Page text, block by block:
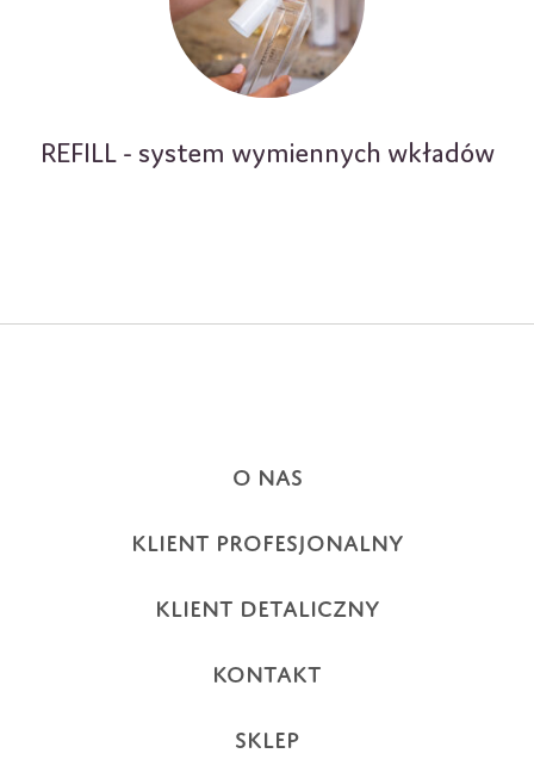
REFILL - system wymiennych wkładów
O NAS
KLIENT PROFESJONALNY
KLIENT DETALICZNY
KONTAKT
SKLEP